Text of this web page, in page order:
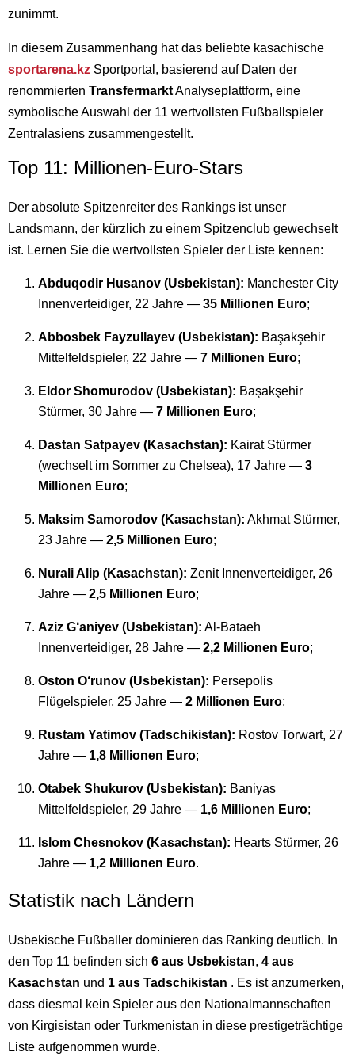
zunimmt.
In diesem Zusammenhang hat das beliebte kasachische
sportarena.kz Sportportal, basierend auf Daten der
renommierten TransfermarktAnalyseplattform, eine
symbolische Auswahl der 11 wertvollsten Fußballspieler
Zentralasiens zusammengestellt.
Top 11: Millionen-Euro-Stars
Der absolute Spitzenreiter des Rankings ist unser
Landsmann, der kürzlich zu einem Spitzenclub gewechselt
ist. Lernen Sie die wertvollsten Spieler der Liste kennen:
Abduqodir Husanov (Usbekistan): Manchester City
Innenverteidiger, 22 Jahre — 35 Millionen Euro;
Abbosbek Fayzullayev (Usbekistan): Başakşehir
Mittelfeldspieler, 22 Jahre — 7 Millionen Euro;
Eldor Shomurodov (Usbekistan): Başakşehir
Stürmer, 30 Jahre — 7 Millionen Euro;
Dastan Satpayev (Kasachstan): Kairat Stürmer
(wechselt im Sommer zu Chelsea), 17 Jahre — 3
Millionen Euro;
Maksim Samorodov (Kasachstan): Akhmat Stürmer,
23 Jahre — 2,5 Millionen Euro;
Nurali Alip (Kasachstan): Zenit Innenverteidiger, 26
Jahre — 2,5 Millionen Euro;
Aziz G‘aniyev (Usbekistan): Al-Bataeh
Innenverteidiger, 28 Jahre — 2,2 Millionen Euro;
Oston O‘runov (Usbekistan): Persepolis
Flügelspieler, 25 Jahre — 2 Millionen Euro;
Rustam Yatimov (Tadschikistan): Rostov Torwart, 27
Jahre — 1,8 Millionen Euro;
Otabek Shukurov (Usbekistan): Baniyas
Mittelfeldspieler, 29 Jahre — 1,6 Millionen Euro;
Islom Chesnokov (Kasachstan): Hearts Stürmer, 26
Jahre — 1,2 Millionen Euro.
Statistik nach Ländern
Usbekische Fußballer dominieren das Ranking deutlich. In
den Top 11 befinden sich 6 aus Usbekistan, 4 aus
Kasachstan und 1 aus Tadschikistan . Es ist anzumerken,
dass diesmal kein Spieler aus den Nationalmannschaften
von Kirgisistan oder Turkmenistan in diese prestigeträchtige
Liste aufgenommen wurde.